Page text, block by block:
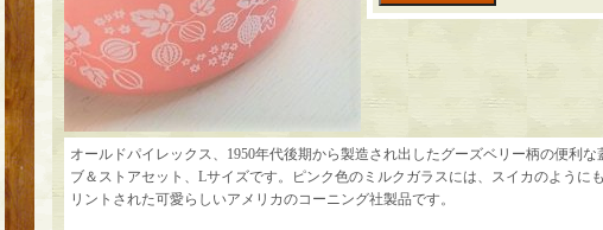
オールドパイレックス、1950年代後期から製造され出したグーズベリー柄の便利
ブ＆ストアセット、Lサイズです。ピンク色のミルクガラスには、スイカのように
リントされた可愛らしいアメリカのコーニング社製品です。